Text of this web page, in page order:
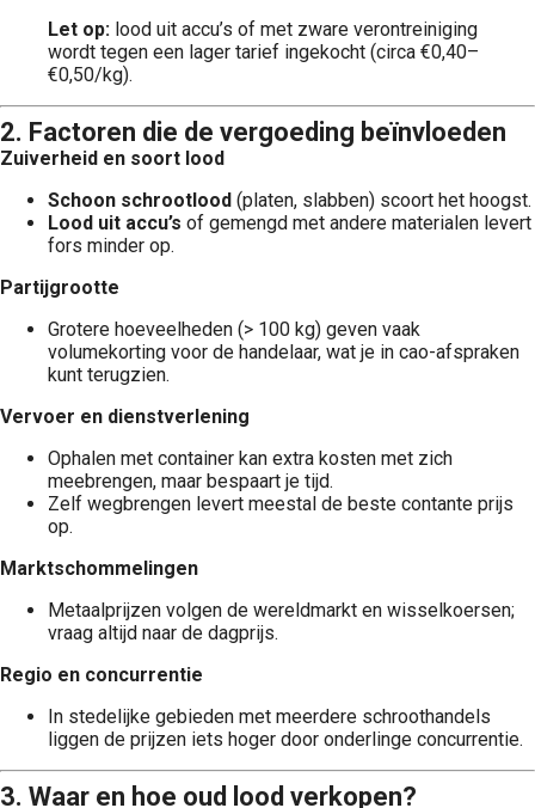
Let op: lood uit accu’s of met zware verontreiniging
wordt tegen een lager tarief ingekocht (circa €0,40–
€0,50/kg).
2. Factoren die de vergoeding beïnvloeden
Zuiverheid en soort lood
Schoon schroot­lood (platen, slabben) scoort het hoogst.
Lood uit accu’s of gemengd met andere materialen levert
fors minder op.
Partijgrootte
Grotere hoeveelheden (> 100 kg) geven vaak
volumekorting voor de handelaar, wat je in cao-afspraken
kunt terugzien.
Vervoer en dienstverlening
Ophalen met container kan extra kosten met zich
meebrengen, maar bespaart je tijd.
Zelf wegbrengen levert meestal de beste contante prijs
op.
Markt­schommelingen
Metaalprijzen volgen de wereldmarkt en wisselkoersen;
vraag altijd naar de dagprijs.
Regio en concurrentie
In stedelijke gebieden met meerdere schroothandels
liggen de prijzen iets hoger door onderlinge concurrentie.
3. Waar en hoe oud lood verkopen?